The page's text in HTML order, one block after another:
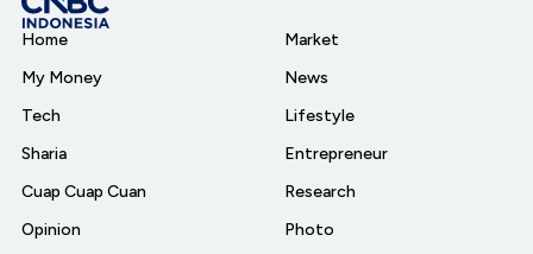
Home
My Money
Tech
Sharia
Cuap Cuap Cuan
Opinion
Market
News
Lifestyle
Entrepreneur
Research
Photo